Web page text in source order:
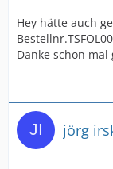
Hey hätte auch
Danke schon mal
jörg